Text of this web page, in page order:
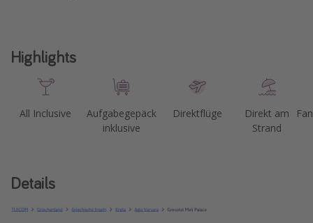
Highlights
All Inclusive
Aufgabegepäck
inklusive
Direktflüge
Direkt am
Strand
Details